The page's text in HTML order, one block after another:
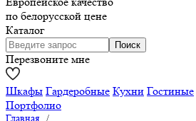
по белорусской цене
Каталог
Перезвоните мне
Шкафы Гардеробные Кухни Гостиные
Портфолио
Главная /